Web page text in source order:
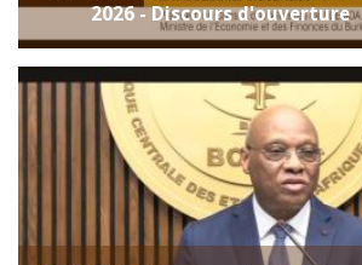
2026 - Discours d'ouverture